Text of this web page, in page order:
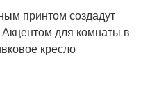
принтом создадут
для комнаты в
кресло